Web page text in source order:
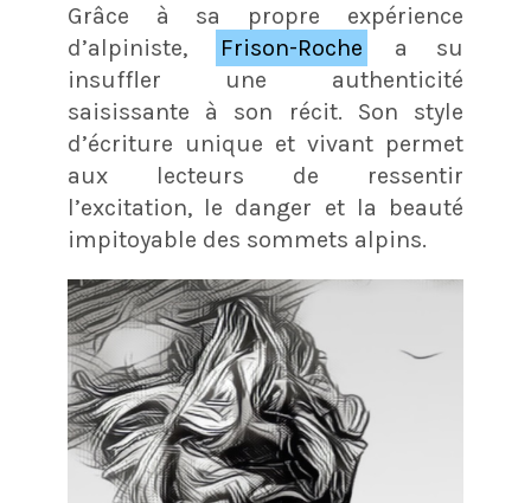
Grâce à sa propre expérience
d’alpiniste,
Frison-Roche
a su
insuffler une authenticité
saisissante à son récit. Son style
d’écriture unique et vivant permet
aux lecteurs de ressentir
l’excitation, le danger et la beauté
impitoyable des sommets alpins.